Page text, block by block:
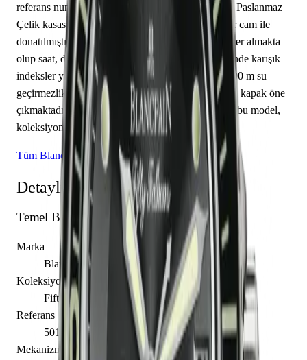
referans numaralı bu model, seçkin bir kol saatidir. Paslanmaz
Çelik kasası 45.00 mm çapında tasarlanmış ve safir cam ile
donatılmıştır. İçerisinde Caliber 1315 mekanizma yer almakta
olup saat, dakika sunmaktadır. Siyah kadranı üzerinde karışık
indeksler yer almaktadır. Teknik detaylarında 300.00 m su
geçirmezlik, 15.50 mm kasa yüksekliği, kapalı arka kapak öne
çıkmaktadır. Sınırlı üretim olarak piyasaya sunulan bu model,
koleksiyonerlerin ilgisini çekmektedir.
Tüm Blancpain Modelleri
Detaylı Teknik Özellikler
Temel Bilgiler
Marka
Blancpain
Koleksiyon
Fifty Fathoms
Referans
5015B-1130-52
Mekanizma Adı